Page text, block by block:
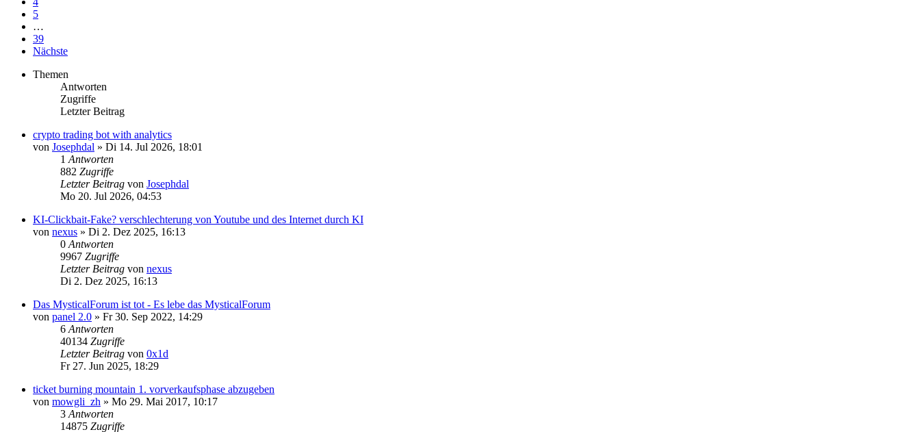
5
…
39
Nächste
Themen
Antworten
Zugriffe
Letzter Beitrag
crypto trading bot with analytics
von Josephdal » Di 14. Jul 2026, 18:01
1 Antworten
882 Zugriffe
Letzter Beitrag von Josephdal
Mo 20. Jul 2026, 04:53
KI-Clickbait-Fake? verschlechterung von Youtube und des Internet durch KI
von nexus » Di 2. Dez 2025, 16:13
0 Antworten
9967 Zugriffe
Letzter Beitrag von nexus
Di 2. Dez 2025, 16:13
Das MysticalForum ist tot - Es lebe das MysticalForum
von panel 2.0 » Fr 30. Sep 2022, 14:29
6 Antworten
40134 Zugriffe
Letzter Beitrag von 0x1d
Fr 27. Jun 2025, 18:29
ticket burning mountain 1. vorverkaufsphase abzugeben
von mowgli_zh » Mo 29. Mai 2017, 10:17
3 Antworten
14875 Zugriffe